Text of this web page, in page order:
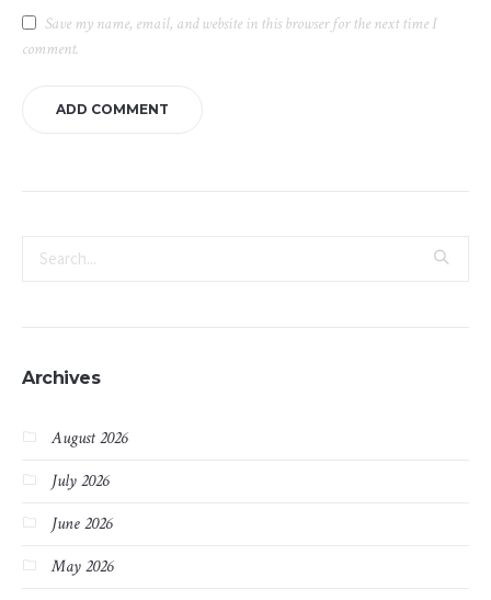
Save my name, email, and website in this browser for the next time I
comment.
Archives
August 2026
July 2026
June 2026
May 2026